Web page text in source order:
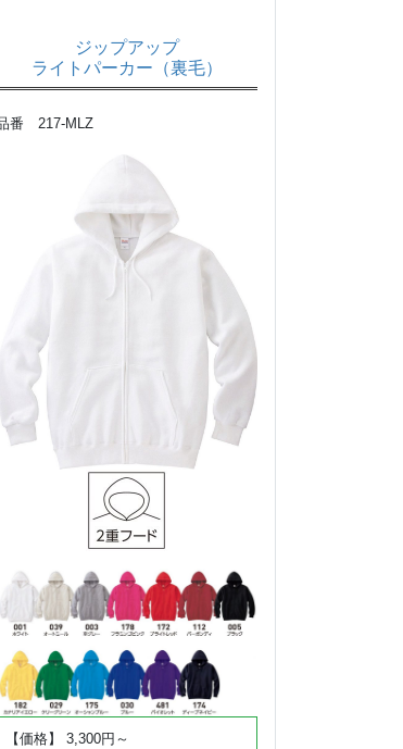
ジップアップ
ライトパーカー（裏毛）
番 217-MLZ
【価格】 3,300円～